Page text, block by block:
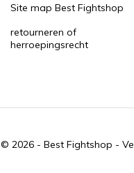
Site map Best Fightshop
retourneren of
herroepingsrecht
© 2026 - Best Fightshop -